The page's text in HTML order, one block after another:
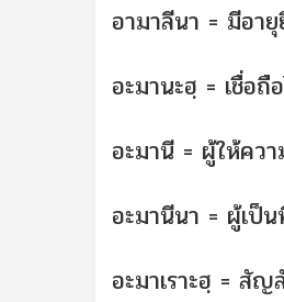
อามาลีนา = มีอา
อะมานะฮฺ = เชื่อถื
อะมานี = ผู้ให้คว
อะมานีนา = ผู้เป็น
อะมาเราะฮฺ = สั